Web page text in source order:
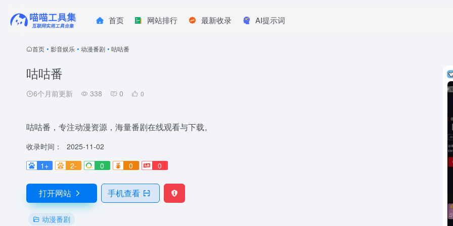
首页 网站排行 最新收录 AI提示词
首页 • 影音娱乐 • 动漫番剧 • 咕咕番
咕咕番
6个月前更新 338 0 0
咕咕番，专注动漫资源，海量番剧在线观看与下载。
收录时间：
2025-11-02
1+
2- 0 0 0
打开网站 手机查看
动漫番剧